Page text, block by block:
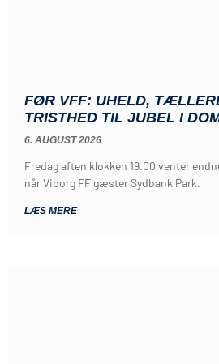
FØR VFF: UHELD,
TRISTHED TIL JUBEL I
6. AUGUST 2026
Fredag aften klokken 19.00 venter
når Viborg FF gæster Sydbank Park.
LÆS MERE